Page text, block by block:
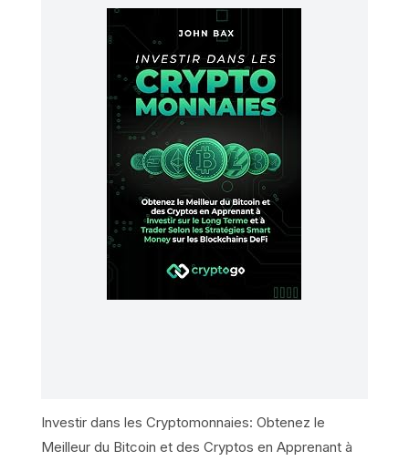
Investir dans les Cryptomonnaies: Obtenez le
Meilleur du Bitcoin et des Cryptos en Apprenant à